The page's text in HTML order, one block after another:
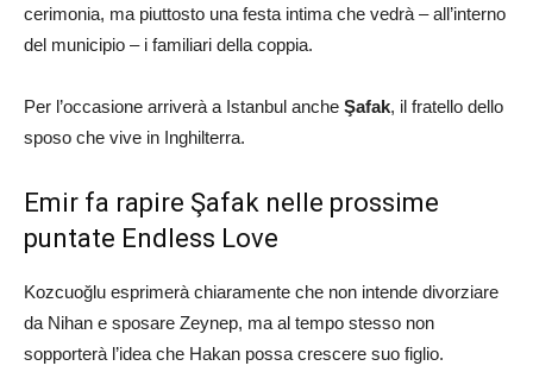
cerimonia, ma piuttosto una festa intima che vedrà – all’interno
del municipio – i familiari della coppia.
Per l’occasione arriverà a Istanbul anche Şafak, il fratello dello
sposo che vive in Inghilterra.
Emir fa rapire Şafak nelle prossime
puntate Endless Love
Kozcuoğlu esprimerà chiaramente che non intende divorziare
da Nihan e sposare Zeynep, ma al tempo stesso non
sopporterà l’idea che Hakan possa crescere suo figlio.